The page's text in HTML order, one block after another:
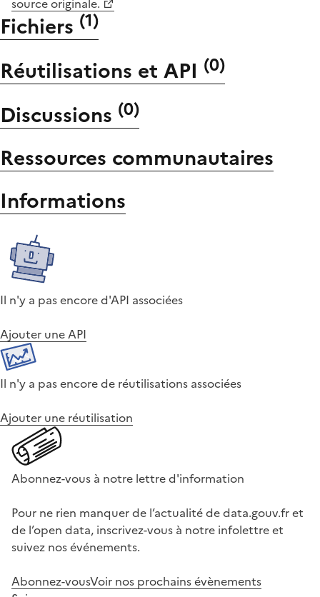
Fichiers (1)
Réutilisations et API (0)
Discussions (0)
Ressources communautaires
Informations
Il n'y a pas encore d'API associées
Ajouter une API
Il n'y a pas encore de réutilisations associées
Ajouter une réutilisation
Abonnez-vous à notre lettre d'information
Pour ne rien manquer de l’actualité de data.gouv.fr et
de l’open data, inscrivez-vous à notre infolettre et
suivez nos événements.
Abonnez-vousVoir nos prochains évènements